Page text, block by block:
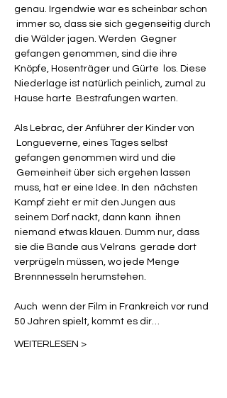
genau. Irgendwie war es scheinbar schon
immer so, dass sie sich gegenseitig durch
die Wälder jagen. Werden  Gegner
gefangen genommen, sind die ihre
Knöpfe, Hosenträger und Gürte  los. Diese
Niederlage ist natürlich peinlich, zumal zu
Hause harte  Bestrafungen warten.
Als Lebrac, der Anführer der Kinder von
Longueverne, eines Tages selbst
gefangen genommen wird und die
Gemeinheit über sich ergehen lassen
muss, hat er eine Idee. In den  nächsten
Kampf zieht er mit den Jungen aus
seinem Dorf nackt, dann kann  ihnen
niemand etwas klauen. Dumm nur, dass
sie die Bande aus Velrans  gerade dort
verprügeln müssen, wo jede Menge
Brennnesseln herumstehen.
Auch  wenn der Film in Frankreich vor rund
50 Jahren spielt, kommt es dir…
WEITERLESEN >